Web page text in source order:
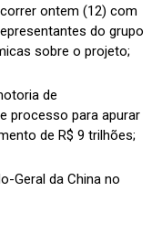
ontem (12) com
do grupo
sobre o projeto;
de
processo para apurar
de R$ 9 trilhões;
Geral da China no